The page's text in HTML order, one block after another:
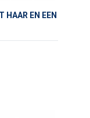
HAAR EN EEN